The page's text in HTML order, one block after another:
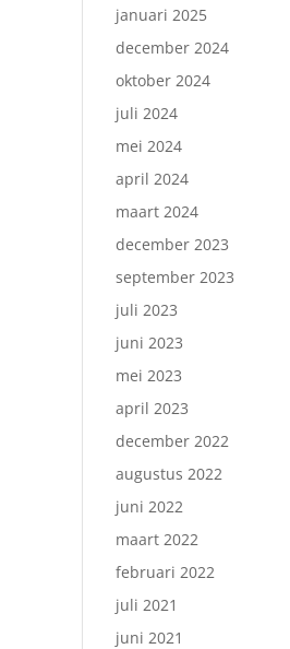
januari 2025
december 2024
oktober 2024
juli 2024
mei 2024
april 2024
maart 2024
december 2023
september 2023
juli 2023
juni 2023
mei 2023
april 2023
december 2022
augustus 2022
juni 2022
maart 2022
februari 2022
juli 2021
juni 2021